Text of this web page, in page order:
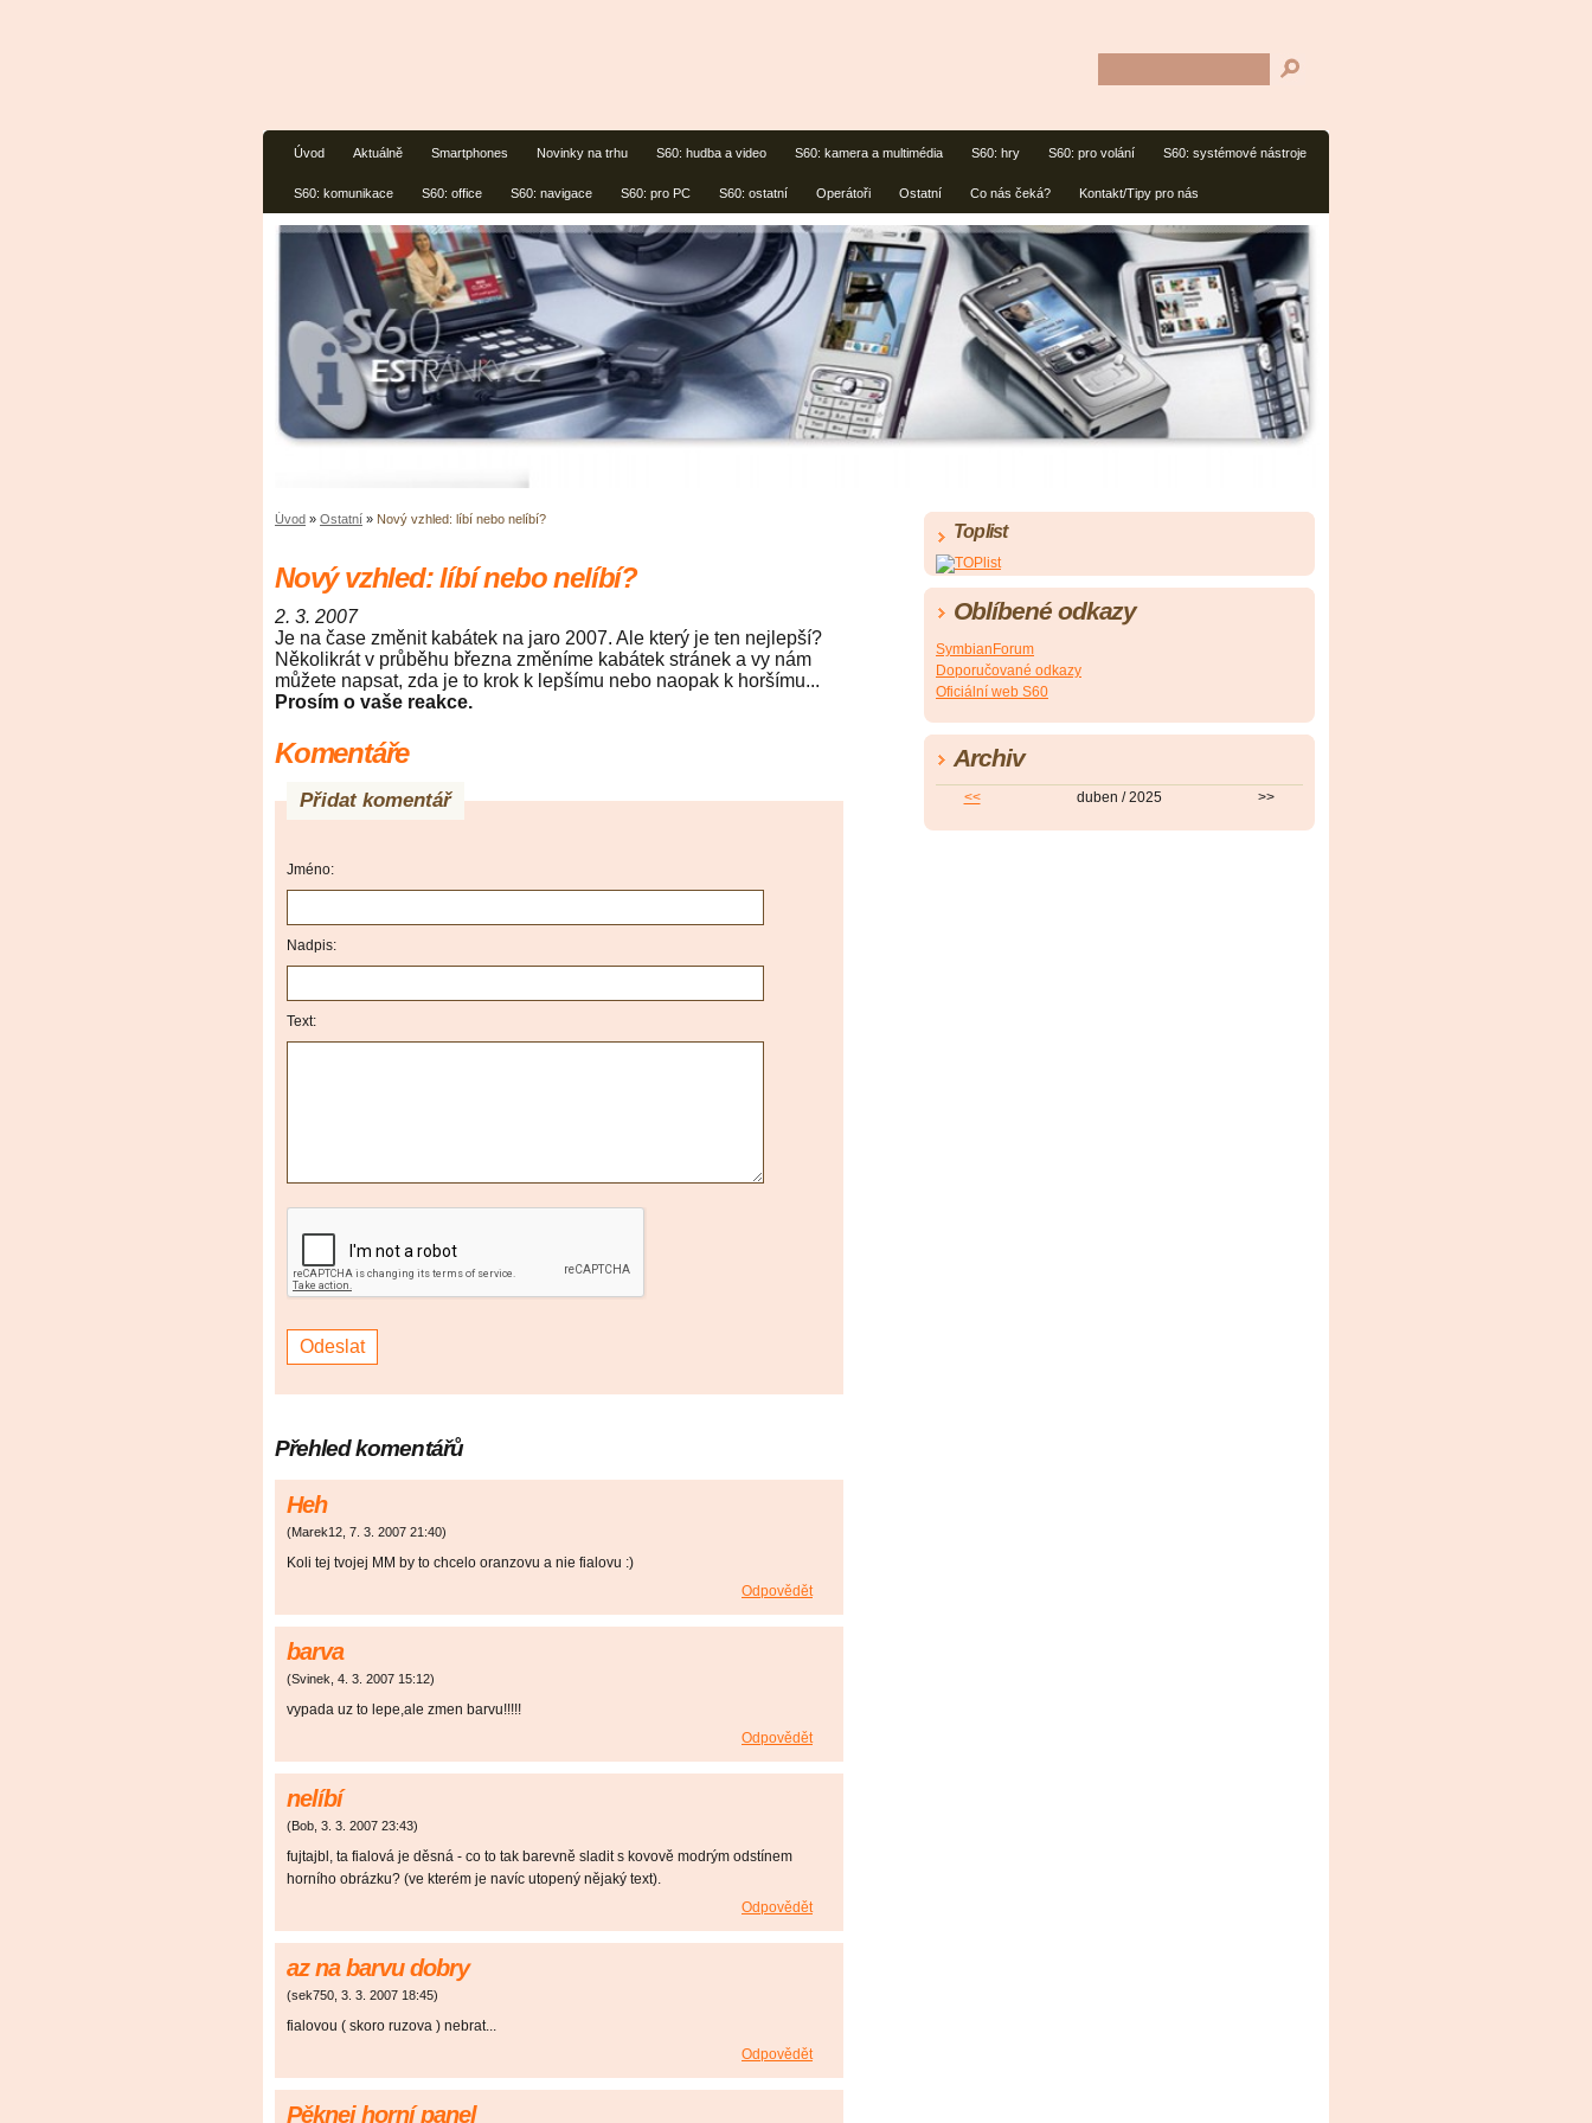
Úvod Aktuálně Smartphones Novinky na trhu S60: hudba a video S60: kamera a multimédia S60: hry S60: pro volání S60: systémové nástroje
S60: komunikace S60: office S60: navigace S60: pro PC S60: ostatní Operátoři Ostatní Co nás čeká? Kontakt/Tipy pro nás
Úvod » Ostatní » Nový vzhled: líbí nebo nelíbí?
Nový vzhled: líbí nebo nelíbí?
2. 3. 2007
Je na čase změnit kabátek na jaro 2007. Ale který je ten nejlepší?
Několikrát v průběhu března změníme kabátek stránek a vy nám
můžete napsat, zda je to krok k lepšímu nebo naopak k horšímu...
Prosím o vaše reakce.
Komentáře
Přidat komentář
Jméno:
Nadpis:
Text:
Přehled komentářů
Heh
(Marek12 7. 3. 2007 21:40)
Koli tej tvojej MM by to chcelo oranzovu a nie fialovu :)
Odpovědět
barva
(Svinek 4. 3. 2007 15:12)
vypada uz to lepe,ale zmen barvu!!!!!
Odpovědět
nelíbí
(Bob 3. 3. 2007 23:43)
fujtajbl, ta fialová je děsná - co to tak barevně sladit s kovově modrým odstínem
horního obrázku? (ve kterém je navíc utopený nějaký text).
Odpovědět
az na barvu dobry
(sek750 3. 3. 2007 18:45)
fialovou ( skoro ruzova ) nebrat...
Odpovědět
Pěknej horní panel
Toplist
Oblíbené odkazy
SymbianForum
Doporučované odkazy
Oficiální web S60
Archiv
<< duben / 2025 >>